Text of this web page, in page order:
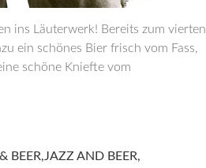
ins Läuterwerk! Bereits zum vierten
ein schönes Bier frisch vom Fass,
schöne Kniefte vom
BEER,JAZZ AND BEER,